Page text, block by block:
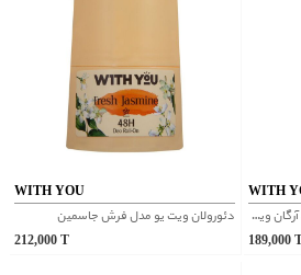
WITH YOU
دئورولان ویت یو مدل فرش جاسمین
212,000T
WITH
نرم کننده موی سر شی باتر و روغن آرگان ویت یو
189,000